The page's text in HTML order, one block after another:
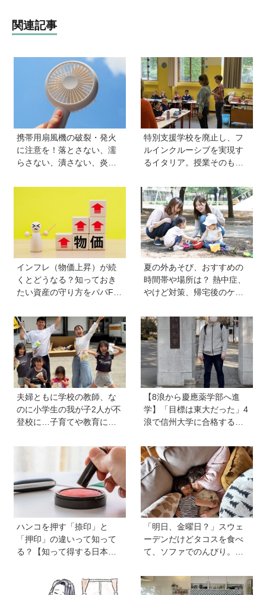
関連記事
携帯用扇風機の破裂・発火
に注意を！落とさない、濡
らさない、潰さない、炎天
特別支援学校を廃止し、フ
ルインクルーシブを実現す
るイタリア。授業そのもの
やすい形に【言語聴覚士 原
先生が伝える世界のインク
ルーシブ教育】
インフレ（物価上昇）が続
くとどうなる？知っておき
たい資産の守り方をパパFP
夏の外あそび、おすすめの
時間帯や場所は？ 熱中症、
やけど対策、帰宅後のケア
修】
夫婦ともに学校の教師、な
のに小学生の我が子2人が不
登校に…子育てや教育に悩
「退職しよう」と決意する
【8浪から慶應薬学部へ進
学】「目標は東大だった」4
浪で信州大学に合格するも1
た理由、今思うことは「学
歴は人の一部にしかすぎな
い」《慶應生よしださん｜
後編》
ハンコを押す「捺印」と
「押印」の違いって知って
る？【知って得する日本語
「明日、金曜日？」スウェ
ーデンだけどタコスを食べ
て、ソファでのんびり。小
【北欧パパと日本で子育てv
ol.23】